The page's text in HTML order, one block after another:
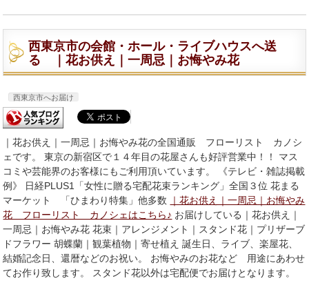
西東京市の会館・ホール・ライブハウスへ送
る ｜花お供え｜一周忌｜お悔やみ花
西東京市へお届け
｜花お供え｜一周忌｜お悔やみ花の全国通販 フローリスト カノシ
ェです。 東京の新宿区で１４年目の花屋さんも好評営業中！！ マス
コミや芸能界のお客様にもご利用頂いています。 《テレビ・雑誌掲載
例》 日経PLUS1「女性に贈る宅配花束ランキング」全国３位 花まる
マーケット 「ひまわり特集」他多数
｜花お供え｜一周忌｜お悔やみ
花 フローリスト カノシェはこちら♪ お届けしている｜花お供え｜
一周忌｜お悔やみ花 花束｜アレンジメント｜スタンド花｜プリザーブ
ドフラワー 胡蝶蘭｜観葉植物｜寄せ植え 誕生日、ライブ、楽屋花、
結婚記念日、還暦などのお祝い。 お悔やみのお花など 用途にあわせ
てお作り致します。 スタンド花以外は宅配便でお届けとなります。